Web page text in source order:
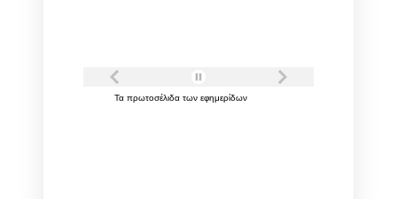
Τα πρωτοσέλιδα των εφημερίδων